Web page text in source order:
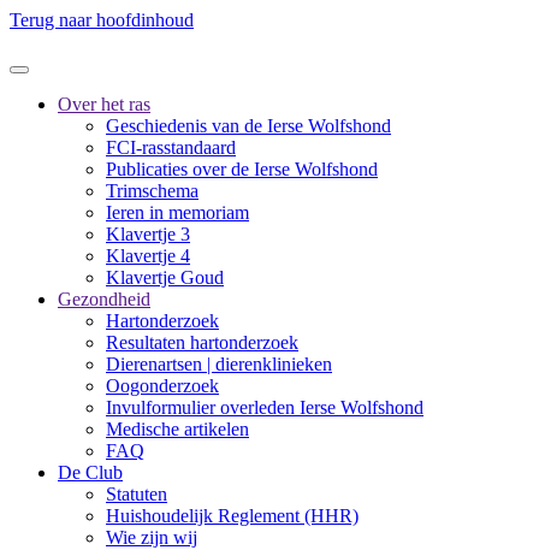
Terug naar hoofdinhoud
Over het ras
Geschiedenis van de Ierse Wolfshond
FCI-rasstandaard
Publicaties over de Ierse Wolfshond
Trimschema
Ieren in memoriam
Klavertje 3
Klavertje 4
Klavertje Goud
Gezondheid
Hartonderzoek
Resultaten hartonderzoek
Dierenartsen | dierenklinieken
Oogonderzoek
Invulformulier overleden Ierse Wolfshond
Medische artikelen
FAQ
De Club
Statuten
Huishoudelijk Reglement (HHR)
Wie zijn wij